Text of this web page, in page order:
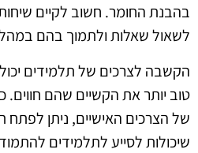
בהבנת החומר. חשוב לקיים
לשאול שאלות ולתמוך בהם
הקשבה לצרכים של תלמידים
טוב יותר את הקשיים שהם
של הצרכים האישיים, ניתן לפתח
שיכולות לסייע לתלמידים